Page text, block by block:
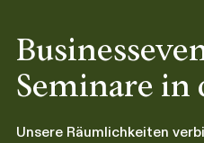
Seminare in
Unsere Räumlichkeiten